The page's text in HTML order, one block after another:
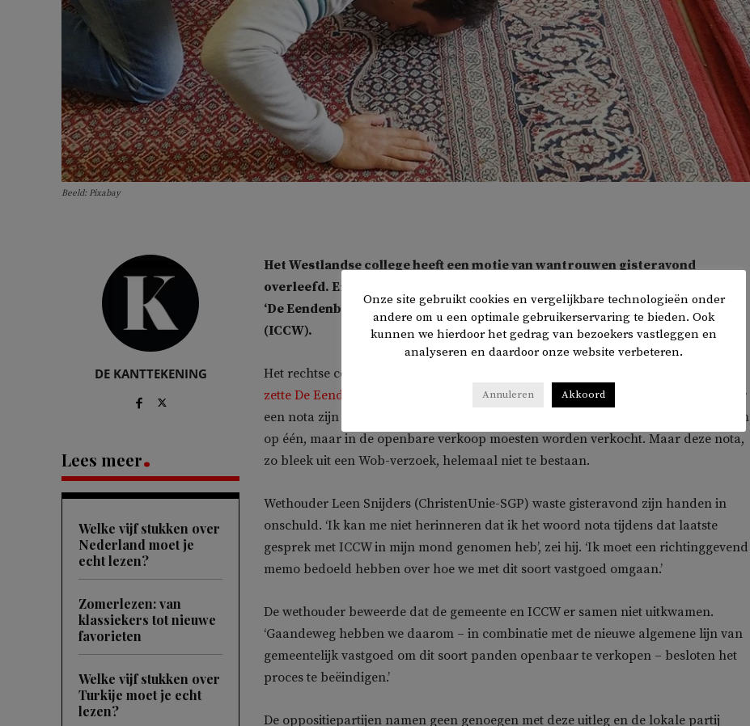
Beeld: Pixabay
DE KANTTEKENING
Lees meer
Welke vijf stukken over
Nederland moet je
echt lezen?
Zomerlezen: van
klassiekers tot nieuwe
favorieten
Welke vijf stukken over
Turkije moet je echt
lezen?
Het Westlandse college heeft een motie van wantrouwen gisteravond
overleefd. Er werd gedebatteerd over de afgeblazen verkoop van het pand
‘De Eendenburcht’ aan het Islamitisch Cultureel Centrum Wateringen
(ICCW).
Het rechtse college is niet zo happig op een moskee in de gemeente Westland
zette De Eendenburcht op de huizenverkoopsite Funda. Volgens het college zou er
een nota zijn aangenomen waardoor dit soort gemeentelijke panden niet meer één
op één, maar in de openbare verkoop moesten worden verkocht. Maar deze nota,
zo bleek uit een Wob-verzoek, helemaal niet te bestaan.
Wethouder Leen Snijders (ChristenUnie-SGP) waste gisteravond zijn handen in
onschuld. ‘Ik kan me niet herinneren dat ik het woord nota tijdens dat laatste
gesprek met ICCW in mijn mond genomen heb’, zei hij. ‘Ik moet een richtinggevend
memo bedoeld hebben over hoe we met dit soort vastgoed omgaan.’
De wethouder beweerde dat de gemeente en ICCW er samen niet uitkwamen.
‘Gaandeweg hebben we daarom – in combinatie met de nieuwe algemene lijn van
gemeentelijk vastgoed om dit soort panden openbaar te verkopen – besloten het
proces te beëindigen.’
De oppositiepartijen namen geen genoegen met deze uitleg en de lokale partij
Onze site gebruikt cookies en vergelijkbare technologieën onder
andere om u een optimale gebruikerservaring te bieden. Ook
kunnen we hierdoor het gedrag van bezoekers vastleggen en
analyseren en daardoor onze website verbeteren.
Annuleren Akkoord